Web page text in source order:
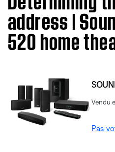
address |
520 home
Vendu
Pas